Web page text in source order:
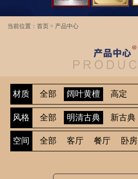
当前位置： 首页 > 产品中心
材质 全部 阔叶黄檀 高定
风格 全部 明清古典 新古典
空间 全部 客厅 餐厅 卧房